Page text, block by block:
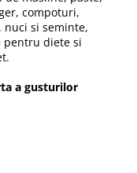
compoturi,
si seminte,
pentru diete si
a gusturilor